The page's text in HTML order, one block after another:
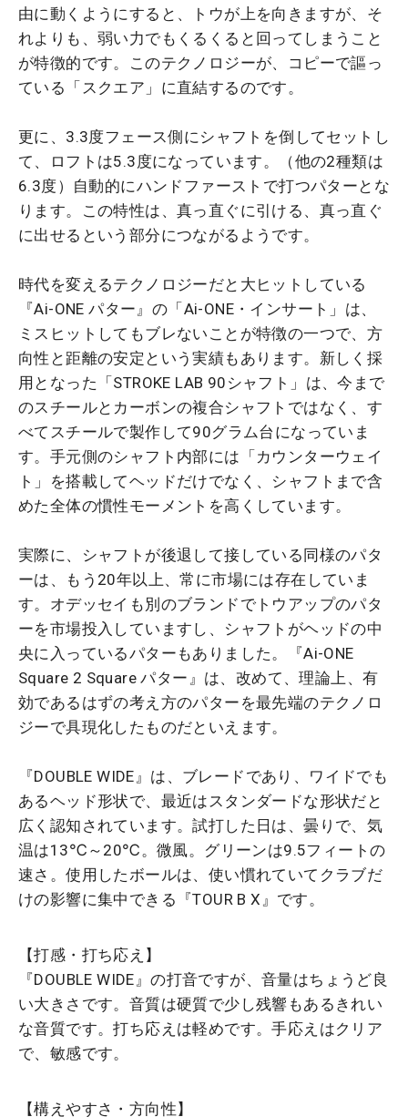
由に動くようにすると、トウが上を向きますが、そ
れよりも、弱い力でもくるくると回ってしまうこと
が特徴的です。このテクノロジーが、コピーで謳っ
ている「スクエア」に直結するのです。
更に、3.3度フェース側にシャフトを倒してセットし
て、ロフトは5.3度になっています。（他の2種類は
6.3度）自動的にハンドファーストで打つパターとな
ります。この特性は、真っ直ぐに引ける、真っ直ぐ
に出せるという部分につながるようです。
時代を変えるテクノロジーだと大ヒットしている
『Ai-ONE パター』の「Ai-ONE・インサート」は、
ミスヒットしてもブレないことが特徴の一つで、方
向性と距離の安定という実績もあります。新しく採
用となった「STROKE LAB 90シャフト」は、今まで
のスチールとカーボンの複合シャフトではなく、す
べてスチールで製作して90グラム台になっていま
す。手元側のシャフト内部には「カウンターウェイ
ト」を搭載してヘッドだけでなく、シャフトまで含
めた全体の慣性モーメントを高くしています。
実際に、シャフトが後退して接している同様のパタ
ーは、もう20年以上、常に市場には存在していま
す。オデッセイも別のブランドでトウアップのパタ
ーを市場投入していますし、シャフトがヘッドの中
央に入っているパターもありました。『Ai-ONE
Square 2 Square パター』は、改めて、理論上、有
効であるはずの考え方のパターを最先端のテクノロ
ジーで具現化したものだといえます。
『DOUBLE WIDE』は、ブレードであり、ワイドでも
あるヘッド形状で、最近はスタンダードな形状だと
広く認知されています。試打した日は、曇りで、気
温は13℃～20℃。微風。グリーンは9.5フィートの
速さ。使用したボールは、使い慣れていてクラブだ
けの影響に集中できる『TOUR B X』です。
【打感・打ち応え】
『DOUBLE WIDE』の打音ですが、音量はちょうど良
い大きさです。音質は硬質で少し残響もあるきれい
な音質です。打ち応えは軽めです。手応えはクリア
で、敏感です。
【構えやすさ・方向性】